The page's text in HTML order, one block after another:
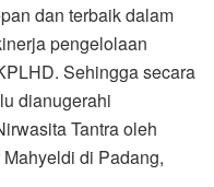
dan terbaik dalam
pengelolaan
Sehingga secara
dianugerahi
Tantra oleh
di Padang,